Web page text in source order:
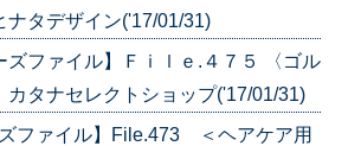
ナタデザイン('17/01/31)
ズファイル】Ｆｉｌｅ.４７５ 〈ゴル
カタナセレクトショップ('17/01/31)
ズファイル】File.473 ＜ヘアケア用